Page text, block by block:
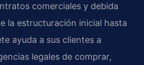
comerciales y debida
la estructuración inicial hasta
ayuda a sus clientes a
legales de comprar,